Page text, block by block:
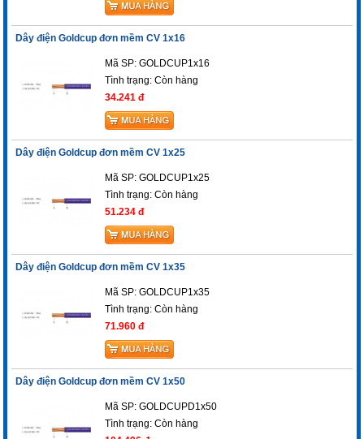
Dây điện Goldcup đơn mềm CV 1x16
Mã SP: GOLDCUP1x16
Tình trạng:Còn hàng
34.241 đ
Dây điện Goldcup đơn mềm CV 1x25
Mã SP: GOLDCUP1x25
Tình trạng:Còn hàng
51.234 đ
Dây điện Goldcup đơn mềm CV 1x35
Mã SP: GOLDCUP1x35
Tình trạng:Còn hàng
71.960 đ
Dây điện Goldcup đơn mềm CV 1x50
Mã SP: GOLDCUPD1x50
Tình trạng:Còn hàng